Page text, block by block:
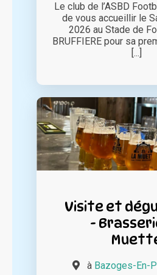
Le club de l’ASBD
de vous accueillir le
2026 au Stade de
BRUFFIERE pour sa
[...]
Visite et
-
à Bazoges-En-